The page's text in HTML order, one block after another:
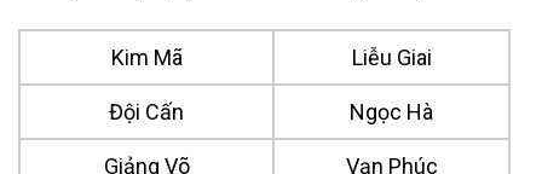
Kim Mã Liễu Giai
Đội Cấn Ngọc Hà
Giảng Võ Vạn Phúc